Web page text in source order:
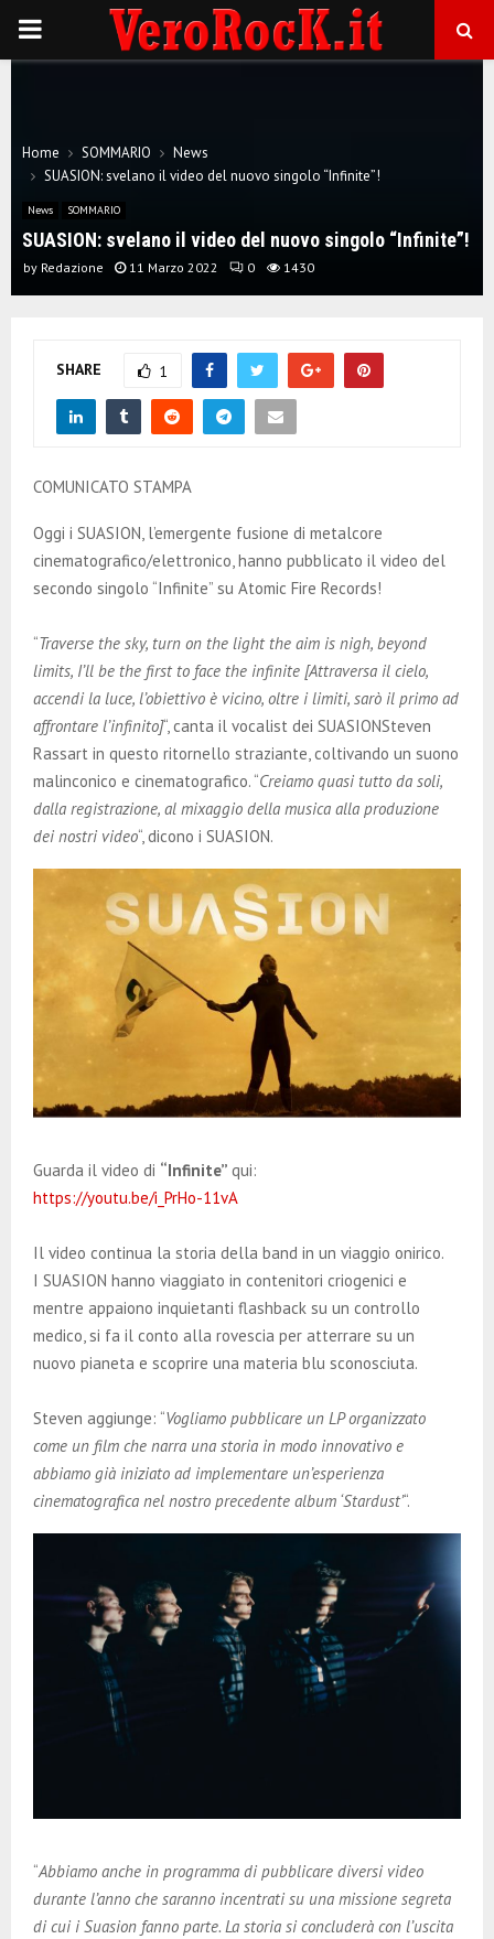
P
I
M
A
N
Home SOMMARIO
News
SUASION: svelano il video del nuovo singolo “Infinite”!
News SOMMARIO
SUASION: svelano il video del nuovo singolo “Infinite”!
by Redazione 11 Marzo 2022 0 1430
SHARE 1
COMUNICATO STAMPA
Oggi i SUASION, l’emergente fusione di metalcore
cinematografico/elettronico, hanno pubblicato il video del
secondo singolo “Infinite” su Atomic Fire Records!
“Traverse the sky, turn on the light the aim is nigh, beyond
limits, I’ll be the first to face the infinite [Attraversa il cielo,
accendi la luce, l’obiettivo è vicino, oltre i limiti, sarò il primo ad
affrontare l’infinito]“, canta il vocalist dei SUASIONSteven
Rassart in questo ritornello straziante, coltivando un suono
malinconico e cinematografico. “Creiamo quasi tutto da soli,
dalla registrazione, al mixaggio della musica alla produzione
dei nostri video“, dicono i SUASION.
Guarda il video di “Infinite” qui:
https://youtu.be/i_PrHo-11vA
Il video continua la storia della band in un viaggio onirico.
I SUASION hanno viaggiato in contenitori criogenici e
mentre appaiono inquietanti flashback su un controllo
medico, si fa il conto alla rovescia per atterrare su un
nuovo pianeta e scoprire una materia blu sconosciuta.
Steven aggiunge: “Vogliamo pubblicare un LP organizzato
come un film che narra una storia in modo innovativo e
abbiamo già iniziato ad implementare un’esperienza
cinematografica nel nostro precedente album ‘Stardust’“.
“Abbiamo anche in programma di pubblicare diversi video
durante l’anno che saranno incentrati su una missione segreta
di cui i Suasion fanno parte. La storia si concluderà con l’uscita